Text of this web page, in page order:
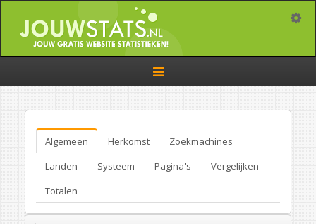
Toggle
navigation
Algemeen Herkomst
Zoekmachines
Landen
Systeem Pagina's
Vergelijken
Totalen